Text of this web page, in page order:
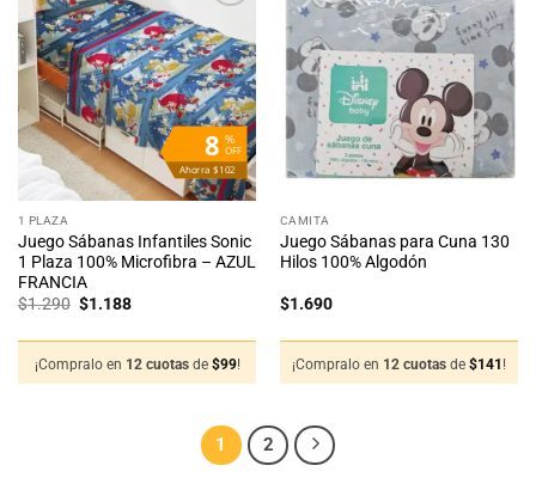
%
OFF
8
Ahorra $102
Añadir
a la
lista
de
deseos
1 PLAZA
Juego Sábanas Infantiles Sonic
1 Plaza 100% Microfibra – AZUL
FRANCIA
$1.290 El
$1.290.
$1.188El
$1.188.
¡Compralo en 12 cuotas de $99!
Añadir
a la
lista
de
deseos
CAMITA
Juego Sábanas para Cuna 130
Hilos 100% Algodón
$1.690
¡Compralo en 12 cuotas de $141 !
1 2